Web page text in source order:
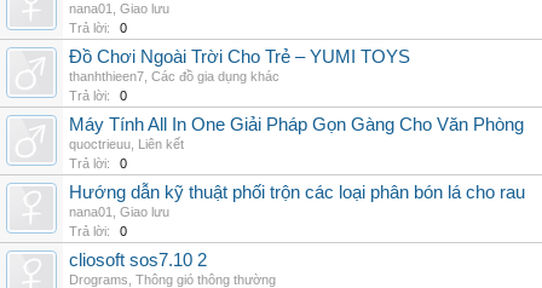
nana01
Giao lưu
Trả lời:
0
Đồ Chơi Ngoài Trời Cho Trẻ – YUMI TOYS
thanhthieen7 Các đồ gia dụng khác
Trả lời:
0
Máy Tính All In One Giải Pháp Gọn Gàng Cho Văn Phòng
quoctrieuu Liên kết
Trả lời:
0
Hướng dẫn kỹ thuật phối trộn các loại phân bón lá cho rau
nana01
Giao lưu
Trả lời:
0
cliosoft sos7.10 2
Drograms Thông gió thông thường